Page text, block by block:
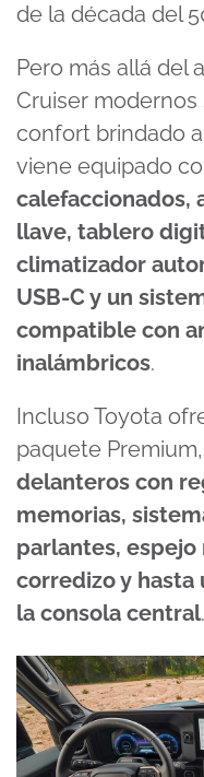
de la década del
Pero más allá del
Cruiser
confort brindado
viene equipado
calefaccionados,
llave, tablero
climatizador
USB-C y un
compatible con
inalámbricos.
Incluso Toyota
paquete
delanteros con
memorias,
parlantes,
corredizo y hasta
la consola central.